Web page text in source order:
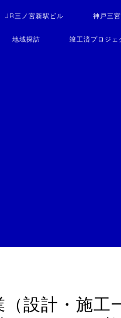
JR三ノ宮新駅ビル 神戸三
地域探訪 竣工済プロジェ
設計・施工